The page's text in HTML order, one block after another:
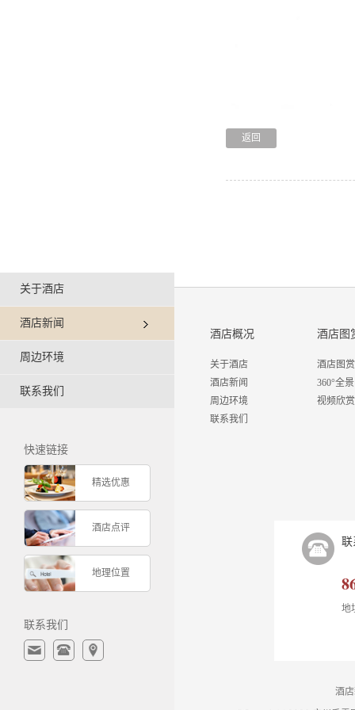
返回
关于酒店
酒店新闻
周边环境
联系我们
快速链接
精选优惠
酒店点评
地理位置
联系我们
酒店概况
关于酒店
酒店新闻
周边环境
联系我们
酒店图
酒店图赏
360°全景
视频欣赏
联
地
酒